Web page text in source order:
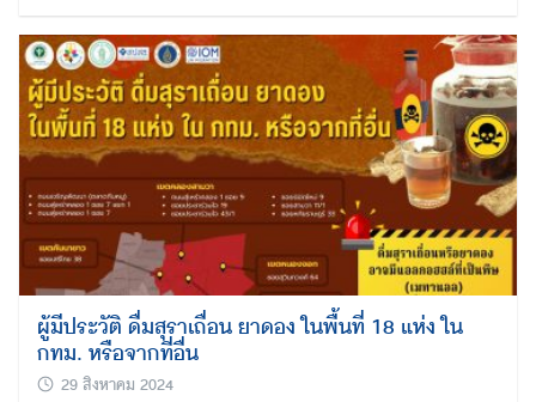
ผู้มีประวัติ ดื่มสุราเถื่อน ยาดอง ในพื้นที่ 18 แห่ง ใน
กทม. หรือจากที่อื่น
29 สิงหาคม 2024